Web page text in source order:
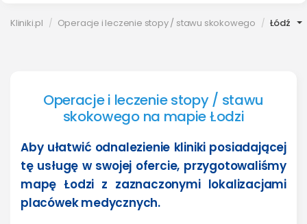
Kliniki.pl Operacje i leczenie stopy / stawu skokowego Łódź
Operacje i leczenie stopy / stawu
skokowego na mapie Łodzi
Aby ułatwić odnalezienie kliniki posiadającej
tę usługę w swojej ofercie, przygotowaliśmy
mapę Łodzi z zaznaczonymi lokalizacjami
placówek medycznych.